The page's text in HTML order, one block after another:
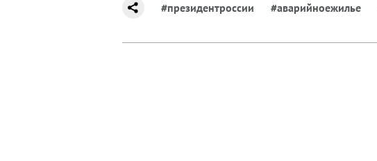
#президентроссии #аварийноежилье